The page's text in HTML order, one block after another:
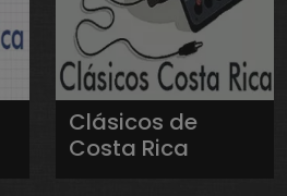
Clásicos de
Costa Rica